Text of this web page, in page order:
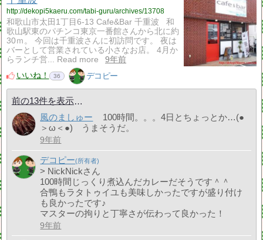
http://dekopi5kaeru.com/tabi-guru/archives/13708
和歌山市太田1丁目6-13 Cafe&Bar 千重波 和
歌山駅東のパチンコ東京一番館さんから北に約
30ｍ。 今回は千重波さんに初訪問です。 夜は
バーとして営業されている小さなお店。 4月か
らランチ営... Read more
9年前
いいね！
36 デコピー
前の13件を表示
風のましゅー
100時間。。。4日とちょっとか…(●
＞ω＜●) うまそうだ。
9年前
デコピー
> NickNickさん
100時間じっくり煮込んだカレーだそうです＾＾
合鴨もラタトゥイユも美味しかったですが盛り付け
も良かったです♪
マスターの拘りと丁寧さが伝わって良かった！
9年前